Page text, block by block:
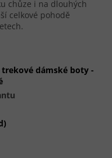
chůze i na dlouhých
celkové pohodě
dámské boty -